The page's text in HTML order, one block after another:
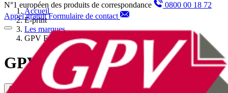
N°1 européen des produits de correspondance
0800 00 18 72
Appel gratuit Formulaire de contact
Accueil
E-print
Les marques
GPV Everyday®
GPV Everyday®
Affiner la recherche